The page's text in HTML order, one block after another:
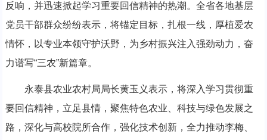
反响，并迅速掀起学习重要回信精神的热潮。全省各地基层
党员干部群众纷纷表示，将锚定目标，扎根一线，厚植爱农
情怀，以专业本领守护沃野，为乡村振兴注入强劲动力，奋
力谱写“三农”新篇章。
永泰县农业农村局局长黄玉义表示，将深入学习贯彻重
要回信精神，立足县情，聚焦特色农业、科技与绿色发展之
路，深化与高校院所合作，强化技术创新，全力推动李梅、